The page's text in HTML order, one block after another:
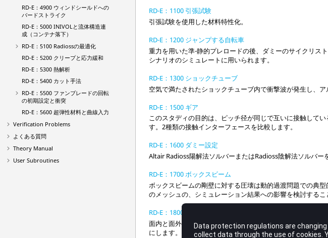
RD-E：4900 ウィンドシールドへの
バードストライク
RD-E：5000 INIVOLと流体構造連
成（コンテナ落下）
RD-E：5100 Radiossの最適化
RD-E：5200 クリープと応力緩和
RD-E：5300 熱解析
RD-E：5400 カット手法
RD-E：5500 ファンブレードの回転
の初期設定と衝突
RD-E：5600 超弾性材料と曲線入力
Verification Problems
よくある質問
Theory Manual
User Subroutines
RD-E：1100 引張試験
引張試験を使用した材料特性化。
RD-E：1200 ジャンプする自転車
重力を用いた準-静的プレロードの後、ダミーのサイクリス
シナリオのシミュレートに用いられます。
RD-E：1300 ショックチューブ
空気で満たされたショックチューブ内で衝撃波が発生し、ア
RD-E：1500 ギア
このスタディの目的は、ピッチ径が同じで互いに接触して
す。2種類の接触インターフェースを比較します。
RD-E：1600 ダミー設定
Altair Radioss陽解法ソルバーまたはRadioss陰解法ソルバー
RD-E：1700 ボックスビーム
ボックスビームの剛壁に対する圧壊は動的過渡問題での典
のメッシュの、シミュレーション結果への影響を検討するこ
RD-E：1800 正方形板
面内と面外の静荷重を受ける正方形板は要素の単純なテス
にします。低減積分の矩形シェルが完全積分のBATOZシェ